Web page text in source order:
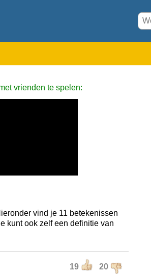
vrienden te spelen:
vind je 11 betekenissen
kunt ook zelf een definitie van
19 20